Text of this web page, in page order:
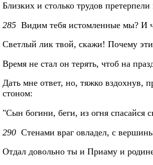
Близких и столько трудов
285 Видим тебя истомленные мы? И
Светлый лик твой, скажи! Почему
Время не стал он терять, чтоб на
Дать мне ответ, но, тяжко вздохнув,
стоном:
"Сын богини, беги, из огня спасайся
290 Стенами враг овладел, с
Отдал довольно ты и Приаму и